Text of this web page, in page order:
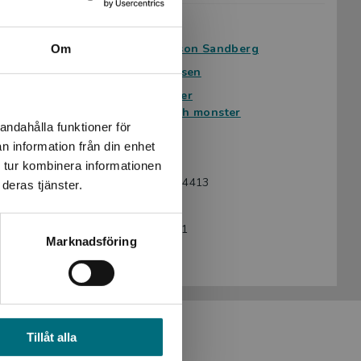
Om
funktioner för
information från din enhet
kombinera informationen
tjänster.
Marknadsföring
Tillåt alla
Avsedd för:
Från 9 år
Författare:
Moa Eriksson Sandberg
Serie:
Mytiska väsen
Faktaböcker
Spöken och monster
Språk:
Svenska
Lättlästnivå:
Nivå 2
ISBN:
9789180774413
46274-EB01
Första